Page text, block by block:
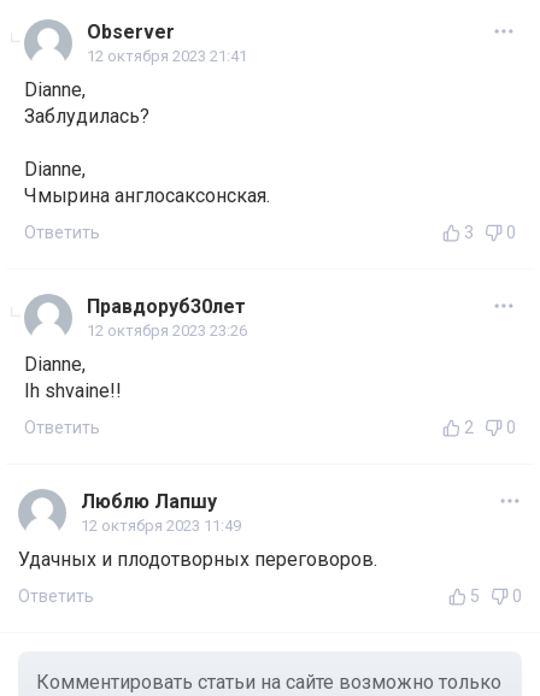
Observer
12 октября 2023 21:41
Dianne,
Заблудилась?
Dianne,
Чмырина англосаксонская.
Ответить 3 0
Правдоруб30лет
12 октября 2023 23:26
Dianne,
Ih shvaine!!
Ответить 2 0
Люблю Лапшу
12 октября 2023 11:49
Удачных и плодотворных переговоров.
Ответить 5 0
Комментировать статьи на сайте возможно только